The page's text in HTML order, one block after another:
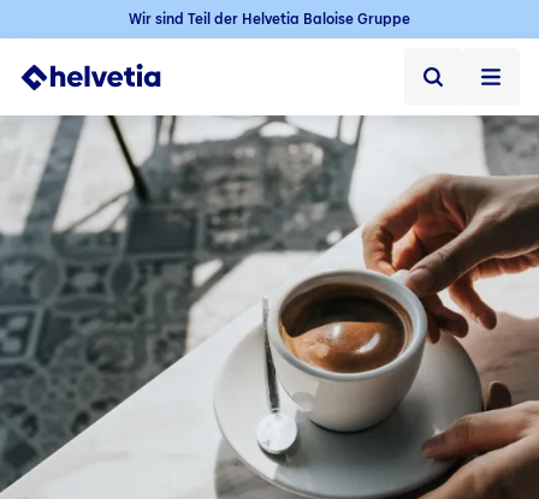
Wir sind Teil der Helvetia Baloise Gruppe
Privatkunden
Firmenkunden
Vertriebspartner
Unternehmen
Kontakt & Service
Jobs